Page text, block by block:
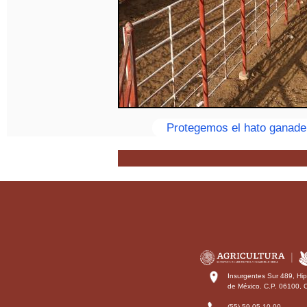
Protegemos el hato
Insurgentes Sur 489,
de México. C.P. 06100,